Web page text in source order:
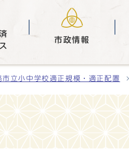
市政情報
市立小中学校適正規模・適正配置